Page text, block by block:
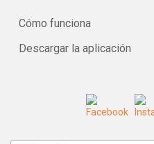
Cómo funciona
Descargar la aplicación